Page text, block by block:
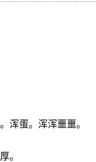
浑蛋。浑浑噩噩。
。